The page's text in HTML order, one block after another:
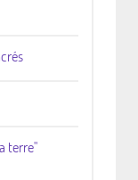
terre"